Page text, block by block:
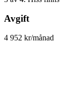
Avgift
4 952 kr/månad